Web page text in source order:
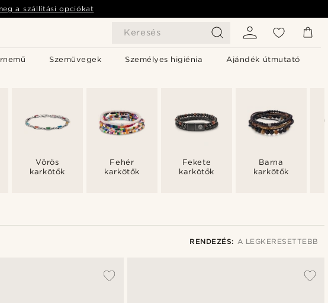
Keresés
Szemüvegek Személyes higiénia Ajándék útmutató
a szállítási opciókat
Vörös
karkötők
Fehér
karkötők
Fekete
karkötők
Barna
karkötők
RENDEZÉS: A LEGKERESETTEBB